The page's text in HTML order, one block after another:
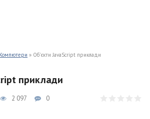
Компютери » Об'єкти JavaScript приклади
приклади
2 097 0